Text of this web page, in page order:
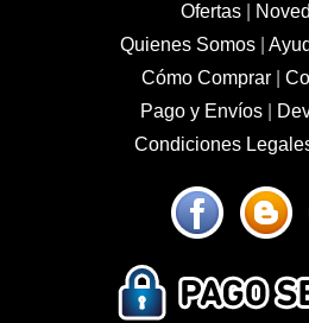
Ofertas|
Quienes Somos|
Cómo Comprar|
Pago y Envíos|
Condiciones